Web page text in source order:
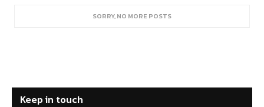
SORRY, NO MORE POSTS
Keep in touch